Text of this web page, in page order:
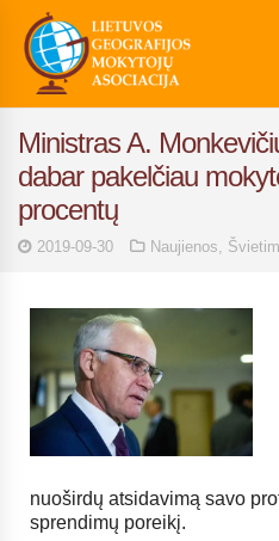
Ministras A.
dabar pakelčiau
procentų
2019-09-30 Naujienos,
nuoširdų atsidavimą savo
sprendimų poreikį.